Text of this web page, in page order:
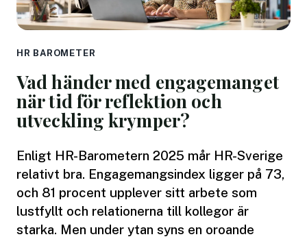
HR BAROMETER
Vad händer med engagemanget
när tid för reflektion och
utveckling krymper?
Enligt HR-Barometern 2025 mår HR-Sverige
relativt bra. Engagemangsindex ligger på 73,
och 81 procent upplever sitt arbete som
lustfyllt och relationerna till kollegor är
starka. Men under ytan syns en oroande